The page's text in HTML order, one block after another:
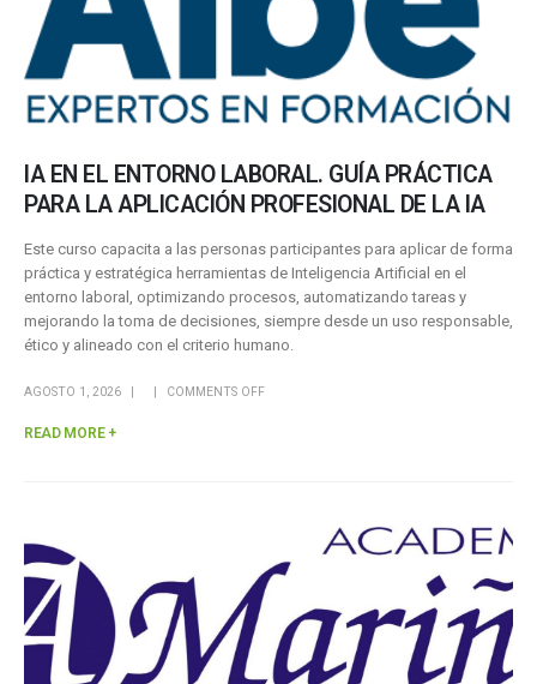
IA EN EL ENTORNO LABORAL. GUÍA PRÁCTICA
PARA LA APLICACIÓN PROFESIONAL DE LA IA
Este curso capacita a las personas participantes para aplicar de forma
práctica y estratégica herramientas de Inteligencia Artificial en el
entorno laboral, optimizando procesos, automatizando tareas y
mejorando la toma de decisiones, siempre desde un uso responsable,
ético y alineado con el criterio humano.
AGOSTO 1, 2026 COMMENTS OFF
READ MORE +